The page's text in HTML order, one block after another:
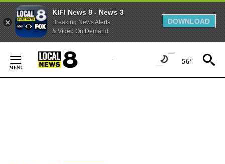
KIFI News 8 - News 3
Breaking News Alerts
& Video On Demand
DOWNLOAD
Content
56°